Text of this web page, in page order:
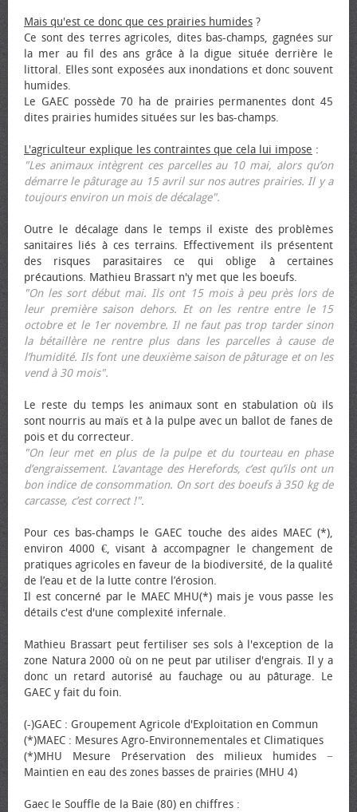
Mais qu'est ce donc que ces prairies humides ?
Ce sont des terres agricoles, dites bas-champs, gagnées sur
la mer au fil des ans grâce à la digue située derrière le
littoral. Elles sont exposées aux inondations et donc souvent
humides.
Le GAEC possède 70 ha de prairies permanentes dont 45
dites prairies humides situées sur les bas-champs.
L'agriculteur explique les contraintes que cela lui impose :
"Les animaux intègrent ces parcelles au 10 mai, alors qu’on
démarre le pâturage au 15 avril sur nos autres prairies. Il y a
toujours environ un mois de décalage".
Outre le décalage dans le temps il existe des problèmes
sanitaires liés à ces terrains. Effectivement ils présentent
des risques parasitaires ce qui oblige à certaines
précautions. Mathieu Brassart n'y met que les bœufs.
"On les sort début mai. Ils ont 15 mois à peu près lors de
leur première saison dehors. Et on les rentre entre le 15
octobre et le 1er novembre. Il ne faut pas trop tarder sinon
la bétaillère ne rentre plus dans les parcelles à cause de
l’humidité. Ils font une deuxième saison de pâturage et on les
vend à 30 mois".
Le reste du temps les animaux sont en stabulation où ils
sont nourris au maïs et à la pulpe avec un ballot de fanes de
pois et du correcteur.
"On leur met en plus de la pulpe et du tourteau en phase
d’engraissement. L’avantage des Herefords, c’est qu’ils ont un
bon indice de consommation. On sort des bœufs à 350 kg de
carcasse, c’est correct !".
Pour ces bas-champs le GAEC touche des aides MAEC (*),
environ 4000 €, visant à accompagner le changement de
pratiques agricoles en faveur de la biodiversité, de la qualité
de l’eau et de la lutte contre l’érosion.
Il est concerné par le MAEC MHU(*) mais je vous passe les
détails c'est d'une complexité infernale.
Mathieu Brassart peut fertiliser ses sols à l'exception de la
zone Natura 2000 où on ne peut par utiliser d'engrais. Il y a
donc un retard autorisé au fauchage ou au pâturage. Le
GAEC y fait du foin.
(-)GAEC : Groupement Agricole d'Exploitation en Commun
(*)MAEC : Mesures Agro-Environnementales et Climatiques
(*)MHU Mesure Préservation des milieux humides −
Maintien en eau des zones basses de prairies (MHU 4)
Gaec le Souffle de la Baie (80) en chiffres :